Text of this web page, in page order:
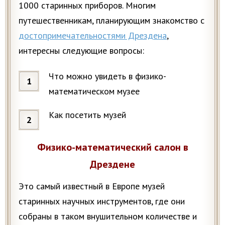
1000 старинных приборов. Многим
путешественникам, планирующим знакомство с
достопримечательностями Дрездена,
интересны следующие вопросы:
Что можно увидеть в физико-
математическом музее
Как посетить музей
Физико-математический салон в
Дрездене
Это самый известный в Европе музей
старинных научных инструментов, где они
собраны в таком внушительном количестве и